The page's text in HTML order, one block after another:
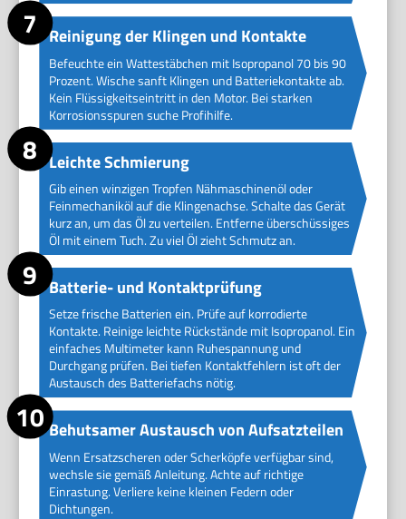
Reinigung der Klingen und Kontakte
Befeuchte ein Wattestäbchen mit Isopropanol 70 bis 90
Prozent. Wische sanft Klingen und Batteriekontakte ab.
Kein Flüssigkeitseintritt in den Motor. Bei starken
Korrosionsspuren suche Profihilfe.
Leichte Schmierung
Gib einen winzigen Tropfen Nähmaschinenöl oder
Feinmechaniköl auf die Klingenachse. Schalte das Gerät
kurz an, um das Öl zu verteilen. Entferne überschüssiges
Öl mit einem Tuch. Zu viel Öl zieht Schmutz an.
Batterie- und Kontaktprüfung
Setze frische Batterien ein. Prüfe auf korrodierte
Kontakte. Reinige leichte Rückstände mit Isopropanol. Ein
einfaches Multimeter kann Ruhespannung und
Durchgang prüfen. Bei tiefen Kontaktfehlern ist oft der
Austausch des Batteriefachs nötig.
Behutsamer Austausch von Aufsatzteilen
Wenn Ersatzscheren oder Scherköpfe verfügbar sind,
wechsle sie gemäß Anleitung. Achte auf richtige
Einrastung. Verliere keine kleinen Federn oder
Dichtungen.